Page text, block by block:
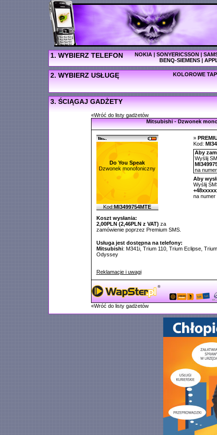
1. WYBIERZ TELEFON NOKIA|SONYERICSSON|
BENQ-SIEMENS|
2. WYBIERZ USŁUGĘ KOLOROWE
3. ŚCIĄGAJ GADŻETY
«Wróć do listy gadżetów
Mitsubishi - Dzwonek
Do You Speak
Dzwonek monofoniczny
Kod:MI3499754MTE
Koszt wysłania:
2,00PLN (2,46PLN z VAT) za
zamówienie poprzez Premium SMS.
»
Kod:
Aby
Wyślij
na
Aby
Wyślij
na numer
Usługa jest dostępna na telefony:
Mitsubishi: M341i, Trium 110, Trium Eclipse,
Odyssey
Reklamacje i uwagi
«Wróć do listy gadżetów